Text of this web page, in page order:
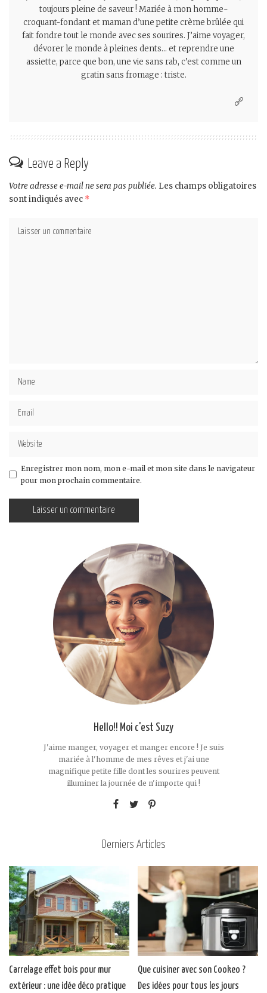
toujours pleine de saveur ! Mariée à mon homme-
croquant-fondant et maman d’une petite crème brûlée qui
fait fondre tout le monde avec ses sourires. J’aime voyager,
dévorer le monde à pleines dents… et reprendre une
assiette, parce que bon, une vie sans rab, c’est comme un
gratin sans fromage : triste.
Leave a Reply
Votre adresse e-mail ne sera pas publiée. Les champs obligatoires
sont indiqués avec *
Enregistrer mon nom, mon e-mail et mon site dans le navigateur
pour mon prochain commentaire.
Hello!! Moi c'est Suzy
J'aime manger, voyager et manger encore ! Je suis
mariée à l'homme de mes rêves et j'ai une
magnifique petite fille dont les sourires peuvent
illuminer la journée de n'importe qui !
Derniers Articles
Carrelage effet bois pour mur
extérieur : une idée déco pratique
Que cuisiner avec son Cookeo ?
Des idées pour tous les jours